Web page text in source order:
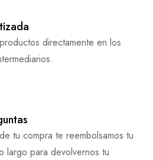
directamente en los
tu compra te reembolsamos tu
largo para devolvernos tu